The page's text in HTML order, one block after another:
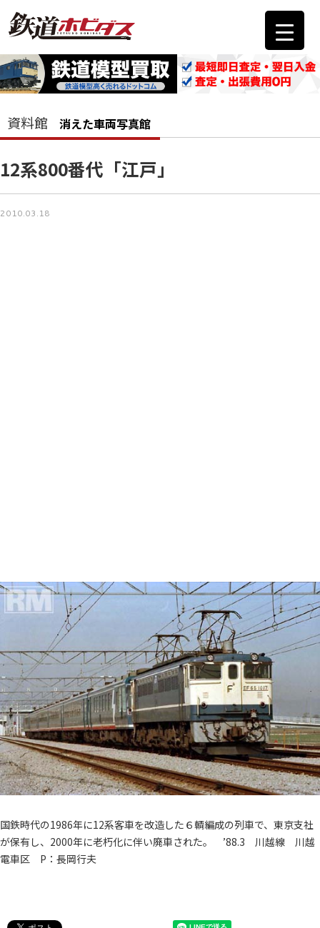
資料館 消えた車両写真館
12系800番代「江戸」
2010.03.18
国鉄時代の1986年に12系客車を改造した６輌編成の列車で、東京支社
が保有し、2000年に老朽化に伴い廃車された。 ’88.3 川越線 川越
電車区 P：長岡行夫